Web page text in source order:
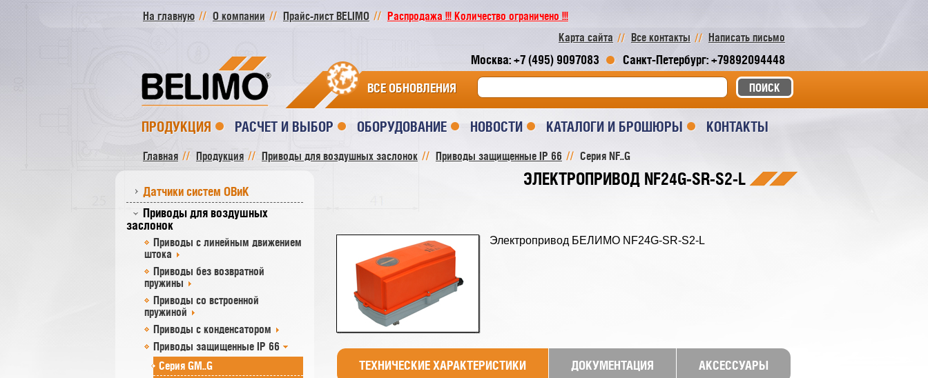
На главную О компании Прайс-лист BELIMO
Распродажа !!! Количество ограничено !!!
Карта сайта
Все контакты Написать письмо
Москва: +7 (495) 9097083
Санкт-Петербург: +79892094448
ВСЕ ОБНОВЛЕНИЯ
ПРОДУКЦИЯ РАСЧЕТ И ВЫБОР ОБОРУДОВАНИЕ НОВОСТИ КАТАЛОГИ И БРОШЮРЫ КОНТАКТЫ
Главная Продукция Приводы для воздушных заслонок Приводы защищенные IP 66 Серия NF..G
Датчики систем ОВиК
Приводы для воздушных
заслонок
Приводы с линейным движением
штока
Приводы без возвратной
пружины
Приводы со встроенной
пружиной
Приводы с конденсатором
Приводы защищенные IP 66
Серия GM..G
ЭЛЕКТРОПРИВОД NF24G-SR-S2-L
Электропривод БЕЛИМО NF24G-SR-S2-L
ТЕХНИЧЕСКИЕ ХАРАКТЕРИСТИКИ ДОКУМЕНТАЦИЯ АКСЕССУАРЫ